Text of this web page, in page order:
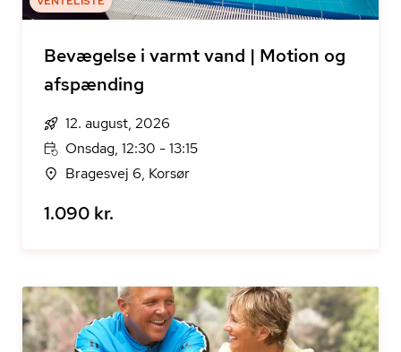
Bevægelse i varmt vand | Motion og
afspænding
12. august, 2026
Onsdag, 12:30 - 13:15
Bragesvej 6, Korsør
1.090 kr.